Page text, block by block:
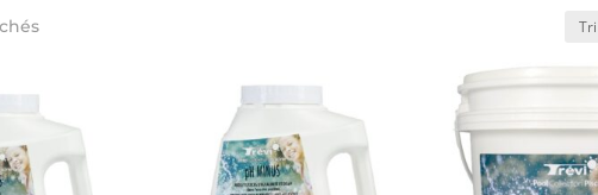
Trié
croissant